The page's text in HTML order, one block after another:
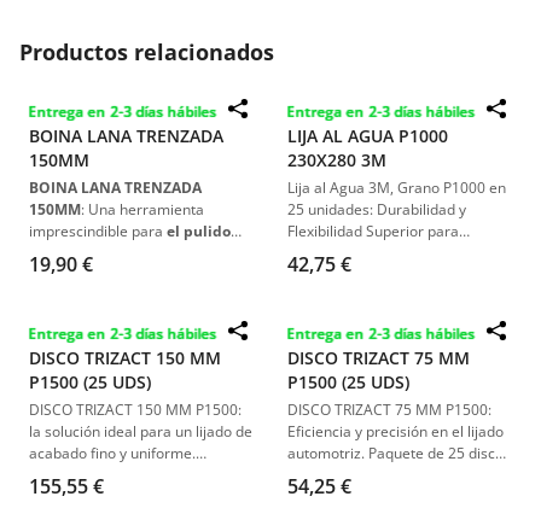
Productos relacionados
Entrega en 2-3 días hábiles
BOINA LANA TRENZADA
150MM
BOINA LANA TRENZADA
150MM: Una herramienta
imprescindible para el pulido
profesional
proporcionar
poliéster. Su tamaño de150
mm y compatibilidad con
platos de velcro de hasta 125
mmla convierten en una opción
versátilparadetallistas y
técnicos de carrocería.
19,90 €
Entrega en 2-3 días hábiles
LIJA AL AGUA P1000
230X280 3M
Lija al Agua 3M, Grano P1000 en
25 unidades: Durabilidad y
Flexibilidad Superior para
Reparación Automotriz.
42,75 €
Entrega en 2-3 días hábiles
DISCO TRIZACT 150 MM
P1500 (25 UDS)
DISCO TRIZACT 150 MM P1500:
la solución ideal para un lijado de
acabado fino y uniforme.
Paquete de 25 unidades,
diseñado para ofrecer una
155,55 €
Entrega en 2-3 días hábiles
DISCO TRIZACT 75 MM
P1500 (25 UDS)
DISCO TRIZACT 75 MM P1500:
Eficiencia y precisión en el lijado
automotriz. Paquete de 25 discos
diseñados para una eliminación
efectiva de defectos en la
54,25 €